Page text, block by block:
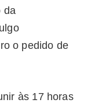
da
o pedido de
às 17 horas